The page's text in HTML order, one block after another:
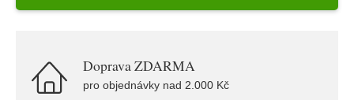
Doprava ZDARMA
pro objednávky nad 2.000 Kč